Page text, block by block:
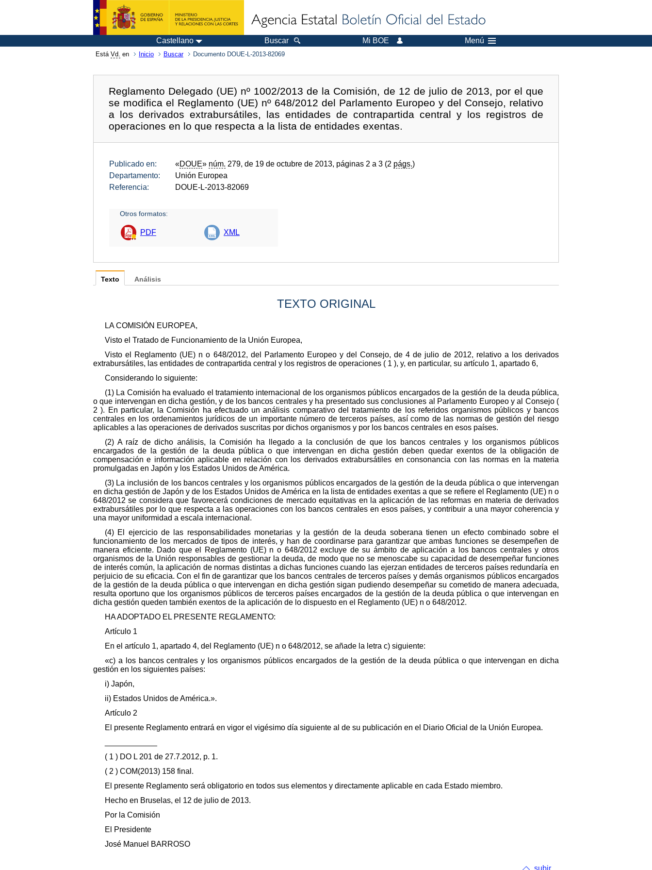
Castellano Buscar Mi BOE Menú
Está Vd. en Inicio Buscar Documento DOUE-L-2013-82069
Reglamento Delegado (UE) nº 1002/2013 de la Comisión, de 12 de julio de 2013, por el que
se modifica el Reglamento (UE) nº 648/2012 del Parlamento Europeo y del Consejo, relativo
a los derivados extrabursátiles, las entidades de contrapartida central y los registros de
operaciones en lo que respecta a la lista de entidades exentas.
Publicado en: «DOUE» núm. 279, de 19 de octubre de 2013, páginas 2 a 3 (2 págs.)
Departamento:
Unión Europea
Referencia:
DOUE-L-2013-82069
Otros formatos:
PDF XML
Texto
TEXTO ORIGINAL
LA COMISIÓN EUROPEA,
Visto el Tratado de Funcionamiento de la Unión Europea,
Visto el Reglamento (UE) n o 648/2012, del Parlamento Europeo y del Consejo, de 4 de julio de 2012, relativo a los derivados
extrabursátiles, las entidades de contrapartida central y los registros de operaciones ( 1 ), y, en particular, su artículo 1, apartado 6,
Considerando lo siguiente:
(1) La Comisión ha evaluado el tratamiento internacional de los organismos públicos encargados de la gestión de la deuda pública,
o que intervengan en dicha gestión, y de los bancos centrales y ha presentado sus conclusiones al Parlamento Europeo y al Consejo (
2 ). En particular, la Comisión ha efectuado un análisis comparativo del tratamiento de los referidos organismos públicos y bancos
centrales en los ordenamientos jurídicos de un importante número de terceros países, así como de las normas de gestión del riesgo
aplicables a las operaciones de derivados suscritas por dichos organismos y por los bancos centrales en esos países.
(2) A raíz de dicho análisis, la Comisión ha llegado a la conclusión de que los bancos centrales y los organismos públicos
encargados de la gestión de la deuda pública o que intervengan en dicha gestión deben quedar exentos de la obligación de
compensación e información aplicable en relación con los derivados extrabursátiles en consonancia con las normas en la materia
promulgadas en Japón y los Estados Unidos de América.
(3) La inclusión de los bancos centrales y los organismos públicos encargados de la gestión de la deuda pública o que intervengan
en dicha gestión de Japón y de los Estados Unidos de América en la lista de entidades exentas a que se refiere el Reglamento (UE) n o
648/2012 se considera que favorecerá condiciones de mercado equitativas en la aplicación de las reformas en materia de derivados
extrabursátiles por lo que respecta a las operaciones con los bancos centrales en esos países, y contribuir a una mayor coherencia y
una mayor uniformidad a escala internacional.
(4) El ejercicio de las responsabilidades monetarias y la gestión de la deuda soberana tienen un efecto combinado sobre el
funcionamiento de los mercados de tipos de interés, y han de coordinarse para garantizar que ambas funciones se desempeñen de
manera eficiente. Dado que el Reglamento (UE) n o 648/2012 excluye de su ámbito de aplicación a los bancos centrales y otros
organismos de la Unión responsables de gestionar la deuda, de modo que no se menoscabe su capacidad de desempeñar funciones
de interés común, la aplicación de normas distintas a dichas funciones cuando las ejerzan entidades de terceros países redundaría en
perjuicio de su eficacia. Con el fin de garantizar que los bancos centrales de terceros países y demás organismos públicos encargados
de la gestión de la deuda pública o que intervengan en dicha gestión sigan pudiendo desempeñar su cometido de manera adecuada,
resulta oportuno que los organismos públicos de terceros países encargados de la gestión de la deuda pública o que intervengan en
dicha gestión queden también exentos de la aplicación de lo dispuesto en el Reglamento (UE) n o 648/2012.
HA ADOPTADO EL PRESENTE REGLAMENTO:
Artículo 1
En el artículo 1, apartado 4, del Reglamento (UE) n o 648/2012, se añade la letra c) siguiente:
«c) a los bancos centrales y los organismos públicos encargados de la gestión de la deuda pública o que intervengan en dicha
gestión en los siguientes países:
i) Japón,
ii) Estados Unidos de América.».
Artículo 2
El presente Reglamento entrará en vigor el vigésimo día siguiente al de su publicación en el Diario Oficial de la Unión Europea.
( 1 ) DO L 201 de 27.7.2012, p. 1.
( 2 ) COM(2013) 158 final.
El presente Reglamento será obligatorio en todos sus elementos y directamente aplicable en cada Estado miembro.
Hecho en Bruselas, el 12 de julio de 2013.
Por la Comisión
El Presidente
José Manuel BARROSO
Análisis
subir